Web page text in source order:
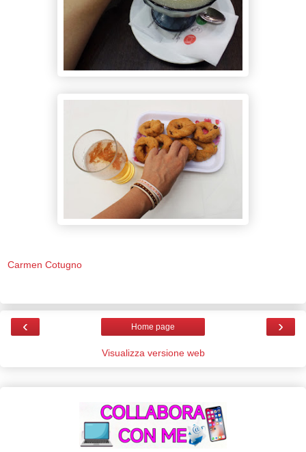
Carmen Cotugno
‹ ›
Home page
Visualizza versione web